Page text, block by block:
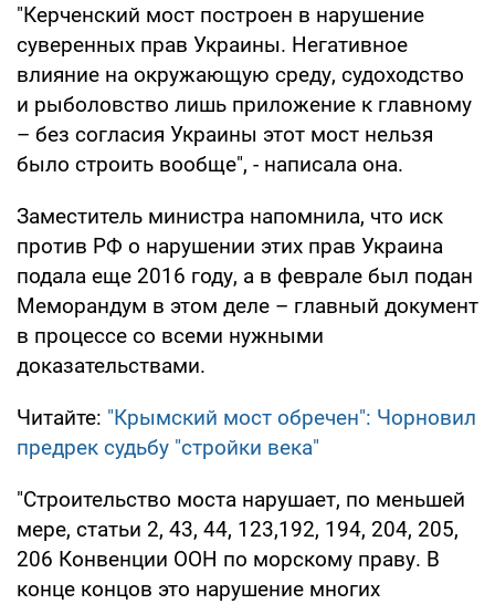
"Керченский мост построен в нарушение
суверенных прав Украины. Негативное
влияние на окружающую среду, судоходство
и рыболовство лишь приложение к главному
– без согласия Украины этот мост нельзя
было строить вообще", - написала она.
Заместитель министра напомнила, что иск
против РФ о нарушении этих прав Украина
подала еще 2016 году, а в феврале был подан
Меморандум в этом деле – главный документ
в процессе со всеми нужными
доказательствами.
Читайте: "Крымский мост обречен": Чорновил
предрек судьбу "стройки века"
"Строительство моста нарушает, по меньшей
мере, статьи 2, 43, 44, 123,192, 194, 204, 205,
206 Конвенции ООН по морскому праву. В
конце концов это нарушение многих